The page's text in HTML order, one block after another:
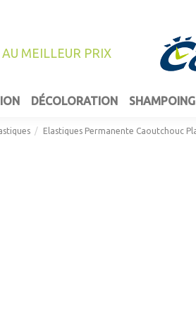
MEILLEUR PRIX
DÉCOLORATION SHAMPOING
Elastiques Permanente Caoutchouc